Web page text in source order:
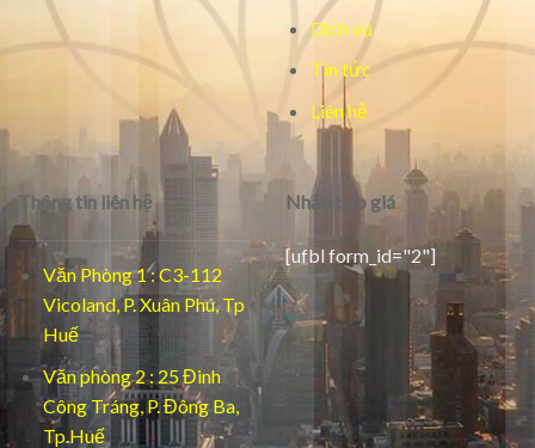
Dịch vụ
Tin tức
Liên hệ
Thông tin liên hệ
Văn Phòng 1 : C3-112
Vicoland, P. Xuân Phú, Tp
Huế
Văn phòng 2 : 25 Đinh
Công Tráng, P. Đông Ba,
Tp.Huế
Nhận báo giá
[ufbl form_id="2"]